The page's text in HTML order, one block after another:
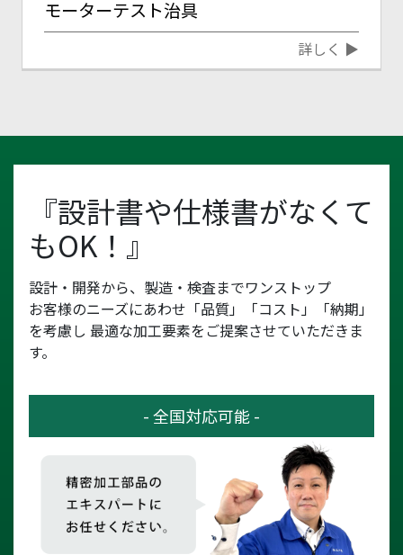
モーターテスト治具
詳しく ▶
『設計書や仕様書がなくて
もOK！』
設計・開発から、製造・検査までワンストップ
お客様のニーズにあわせ「品質」「コスト」「納期」
を考慮し 最適な加工要素をご提案させていただきま
す。
- 全国対応可能 -